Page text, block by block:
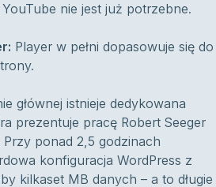
nie jest już potrzebne.
Player w pełni dopasowuje się do
głównej istnieje dedykowana
prezentuje pracę Robert Seeger
ponad 2,5 godzinach
konfiguracja WordPress z
kilkaset MB danych – a to długie